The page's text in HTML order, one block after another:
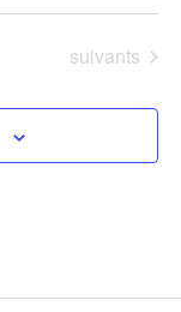
Évènements
suivants